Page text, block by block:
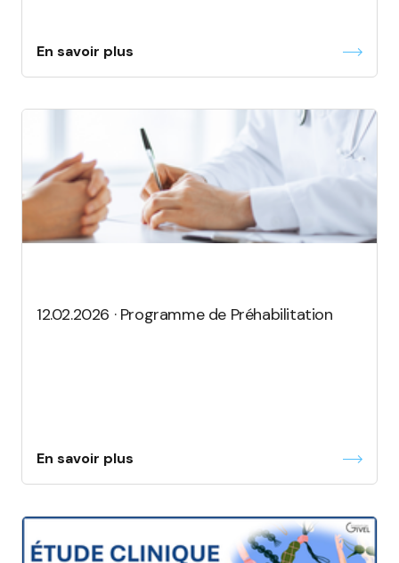
En savoir plus
12.02.2026 · Programme de Préhabilitation
En savoir plus